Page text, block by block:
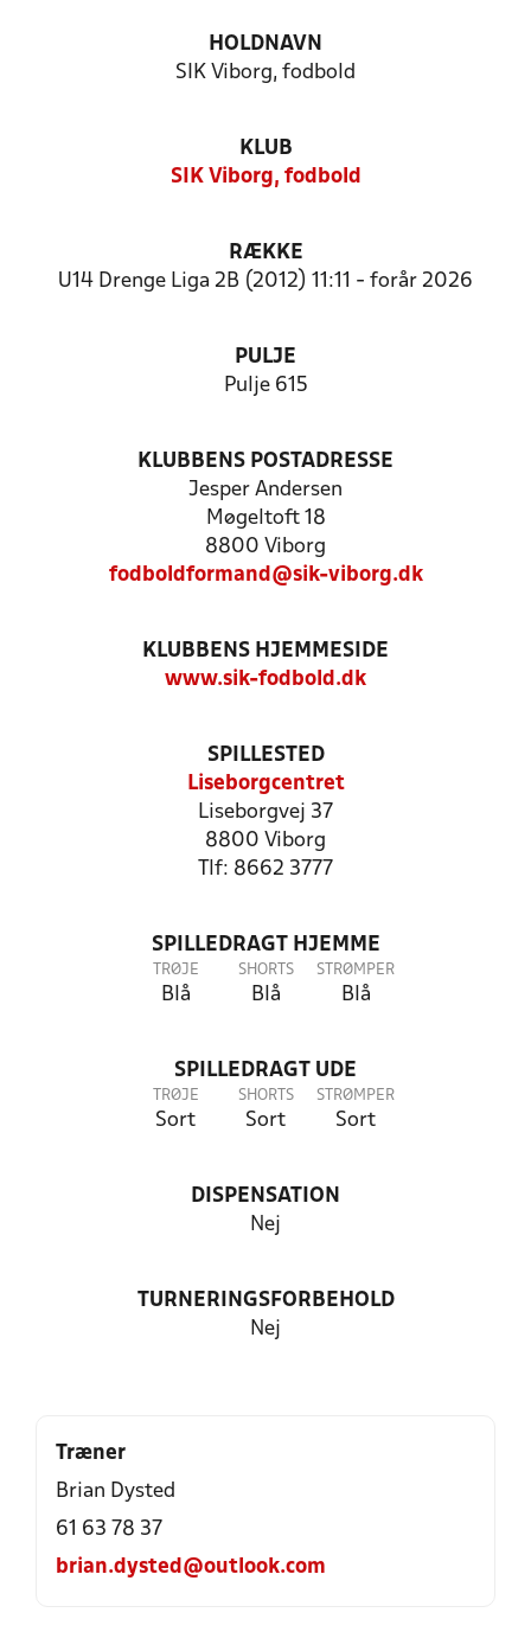
HOLDNAVN
SIK Viborg, fodbold
KLUB
SIK Viborg, fodbold
RÆKKE
U14 Drenge Liga 2B (2012) 11:11 - forår 2026
PULJE
Pulje 615
KLUBBENS POSTADRESSE
Jesper Andersen
Møgeltoft 18
8800 Viborg
fodboldformand@sik-viborg.dk
KLUBBENS HJEMMESIDE
www.sik-fodbold.dk
SPILLESTED
Liseborgcentret
Liseborgvej 37
8800 Viborg
Tlf: 8662 3777
SPILLEDRAGT HJEMME
TRØJE
Blå
SHORTS
Blå
STRØMPER
Blå
SPILLEDRAGT UDE
TRØJE
Sort
SHORTS
Sort
STRØMPER
Sort
DISPENSATION
Nej
TURNERINGSFORBEHOLD
Nej
Træner
Brian Dysted
61 63 78 37
brian.dysted@outlook.com